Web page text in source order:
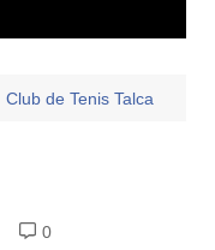
Club de Tenis Talca
0